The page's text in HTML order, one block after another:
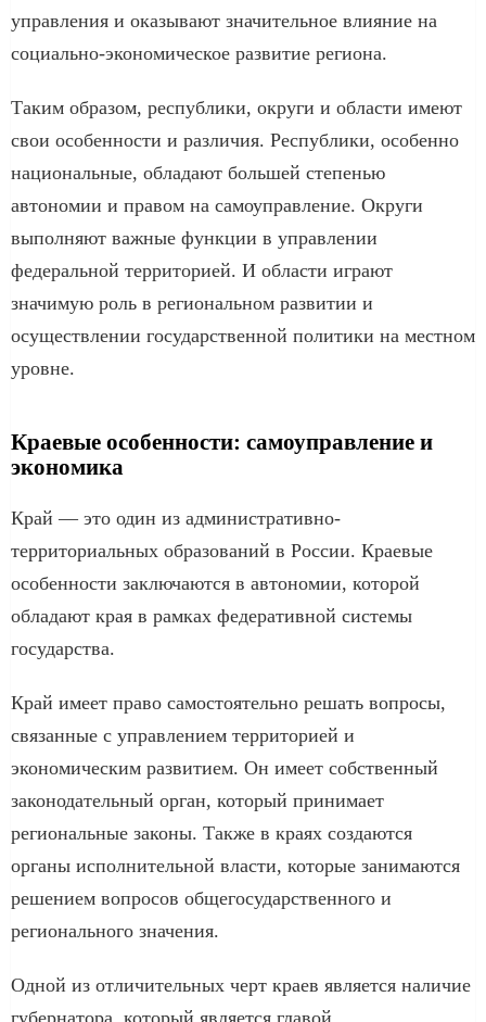
управления и оказывают значительное влияние на
социально-экономическое развитие региона.
Таким образом, республики, округи и области имеют
свои особенности и различия. Республики, особенно
национальные, обладают большей степенью
автономии и правом на самоуправление. Округи
выполняют важные функции в управлении
федеральной территорией. И области играют
значимую роль в региональном развитии и
осуществлении государственной политики на местном
уровне.
Краевые особенности: самоуправление и
экономика
Край — это один из административно-
территориальных образований в России. Краевые
особенности заключаются в автономии, которой
обладают края в рамках федеративной системы
государства.
Край имеет право самостоятельно решать вопросы,
связанные с управлением территорией и
экономическим развитием. Он имеет собственный
законодательный орган, который принимает
региональные законы. Также в краях создаются
органы исполнительной власти, которые занимаются
решением вопросов общегосударственного и
регионального значения.
Одной из отличительных черт краев является наличие
губернатора, который является главой